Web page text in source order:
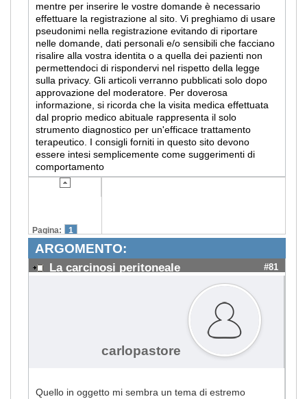
mentre per inserire le vostre domande è necessario
effettuare la registrazione al sito. Vi preghiamo di usare
pseudonimi nella registrazione evitando di riportare
nelle domande, dati personali e/o sensibili che facciano
risalire alla vostra identita o a quella dei pazienti non
permettendoci di rispondervi nel rispetto della legge
sulla privacy. Gli articoli verranno pubblicati solo dopo
approvazione del moderatore. Per doverosa
informazione, si ricorda che la visita medica effettuata
dal proprio medico abituale rappresenta il solo
strumento diagnostico per un'efficace trattamento
terapeutico. I consigli forniti in questo sito devono
essere intesi semplicemente come suggerimenti di
comportamento
Pagina: 1
ARGOMENTO:
La carcinosi peritoneale #81
carlopastore
Quello in oggetto mi sembra un tema di estremo